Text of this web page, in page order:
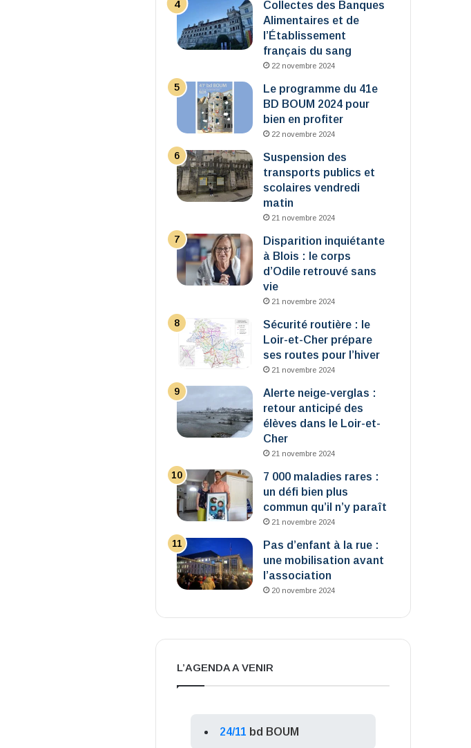
Collectes des Banques
Alimentaires et de
l’Établissement
français du sang
22 novembre 2024
Le programme du 41e
BD BOUM 2024 pour
bien en profiter
22 novembre 2024
Suspension des
transports publics et
scolaires vendredi
matin
21 novembre 2024
Disparition inquiétante
à Blois : le corps
d’Odile retrouvé sans
vie
21 novembre 2024
Sécurité routière : le
Loir-et-Cher prépare
ses routes pour l’hiver
21 novembre 2024
Alerte neige-verglas :
retour anticipé des
élèves dans le Loir-et-
Cher
21 novembre 2024
7 000 maladies rares :
un défi bien plus
commun qu’il n’y paraît
21 novembre 2024
Pas d’enfant à la rue :
une mobilisation avant
l’association
20 novembre 2024
L’AGENDA A VENIR
24/11 bd BOUM